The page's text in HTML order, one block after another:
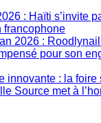
: Haïti s’invite
francophone
2026 :
pour son
innovante : la foire
Source met à